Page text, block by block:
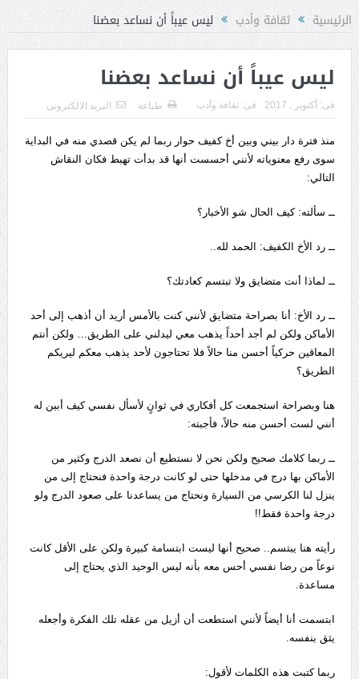
الرئيسية ثقافة وأدب ليس عيباً أن نساعد بعضنا
ليس عيباً أن نساعد بعضنا
فى: أكتوبر , 2017 فى: ثقافة وأدب طباعة البريد الالكترونى
منذ فترة دار بيني وبين أخ كفيف حوار ربما لم يكن قصدي منه في البداية
سوى رفع معنوياته لأنني أحسست أنها قد بدأت تهبط فكان النقاش
التالي:
ــ سألته: كيف الحال شو الأخبار؟
ــ رد الأخ الكفيف: الحمد لله..
ــ لماذا أنت متضايق ولا تبتسم كعادتك؟
ــ رد الأخ: أنا بصراحة متضايق لأنني كنت بالأمس أريد أن أذهب إلى أحد
الأماكن ولكن لم أجد أحداً يذهب معي ليدلني على الطريق… ولكن أنتم
المعاقين حركياً أحسن منا حالاً فلا تحتاجون لأحد يذهب معكم ليريكم
الطريق؟
هنا وبصراحة استجمعت كل أفكاري في ثوانٍ لأسأل نفسي كيف أبين له
أنني لست أحسن منه حالاً، فأجبته:
ــ ربما كلامك صحيح ولكن نحن لا نستطيع أن نصعد الدرج وكثير من
الأماكن بها درج في مدخلها حتى لو كانت درجة واحدة فنحتاج إلى من
ينزل لنا الكرسي من السيارة ونحتاج من يساعدنا على صعود الدرج ولو
درجة واحدة فقط!!
رأيته هنا يبتسم.. صحيح أنها ليست ابتسامة كبيرة ولكن على الأقل كانت
نوعاً من رضا نفسي أحس معه بأنه ليس الوحيد الذي يحتاج إلى
مساعدة.
ابتسمت أنا أيضاً لأنني استطعت أن أزيل من عقله تلك الفكرة وأجعله
يثق بنفسه.
ربما كتبت هذه الكلمات لأقول: